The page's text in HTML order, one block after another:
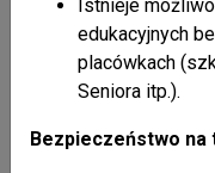
charakter
Organizácia
zameraných na
rekonštrukcia
Istnieje
edukacyjnych
placówkach
Seniora itp.).
Bezpieczeństwo